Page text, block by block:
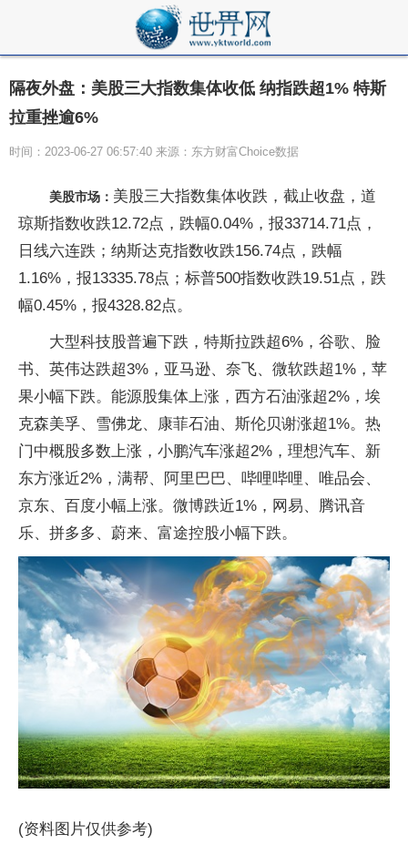
隔夜外盘：美股三大指数集体收低 纳指跌超1% 特斯
拉重挫逾6%
时间：2023-06-27 06:57:40 来源：东方财富Choice数据
美股市场： 美股三大指数集体收跌，截止收盘，道
琼斯指数收跌12.72点，跌幅0.04%，报33714.71点，
日线六连跌；纳斯达克指数收跌156.74点，跌幅
1.16%，报13335.78点；标普500指数收跌19.51点，跌
幅0.45%，报4328.82点。
大型科技股普遍下跌，特斯拉跌超6%，谷歌、脸
书、英伟达跌超3%，亚马逊、奈飞、微软跌超1%，苹
果小幅下跌。能源股集体上涨，西方石油涨超2%，埃
克森美孚、雪佛龙、康菲石油、斯伦贝谢涨超1%。热
门中概股多数上涨，小鹏汽车涨超2%，理想汽车、新
东方涨近2%，满帮、阿里巴巴、哔哩哔哩、唯品会、
京东、百度小幅上涨。微博跌近1%，网易、腾讯音
乐、拼多多、蔚来、富途控股小幅下跌。
(资料图片仅供参考)